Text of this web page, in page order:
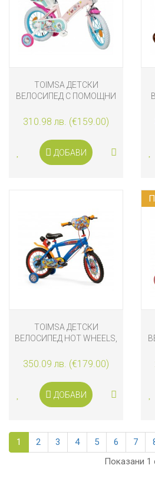
TOIMSA ДЕТСКИ
ВЕЛОСИПЕД С ПОМОЩНИ
ИНЧА
310.98 лв. (€159.00)
ДОБАВИ
TOIMSA ДЕТСКИ
ВЕЛОСИПЕД HOT WHEELS,
350.09 лв. (€179.00)
ДОБАВИ
1 2 3 4 5 6 7
Показани 1